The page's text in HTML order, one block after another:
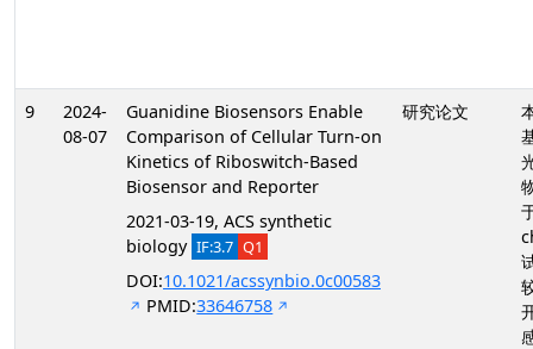
9
2024-
08-07
Guanidine Biosensors Enable
Comparison of Cellular Turn-on
Kinetics of Riboswitch-Based
Biosensor and Reporter
2021-03-19, ACS synthetic
biology IF:3.7 Q1
DOI:10.1021/acssynbio.0c00583
PMID:33646758
研究论文